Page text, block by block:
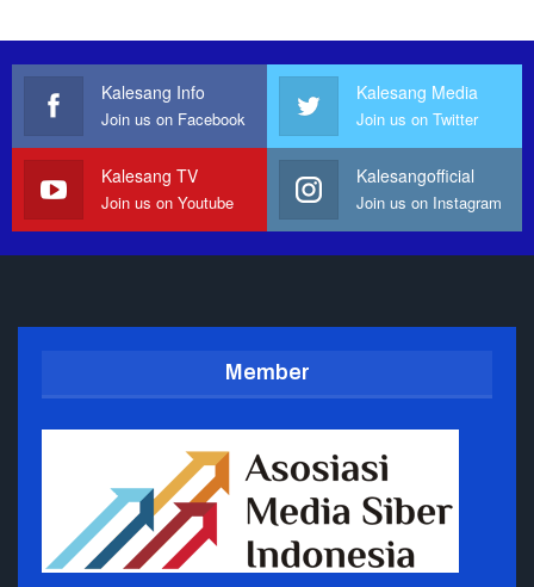
Kalesang Info
Join us on Facebook
Kalesang Media
Join us on Twitter
Kalesang TV
Join us on Youtube
Kalesangofficial
Join us on Instagram
Member